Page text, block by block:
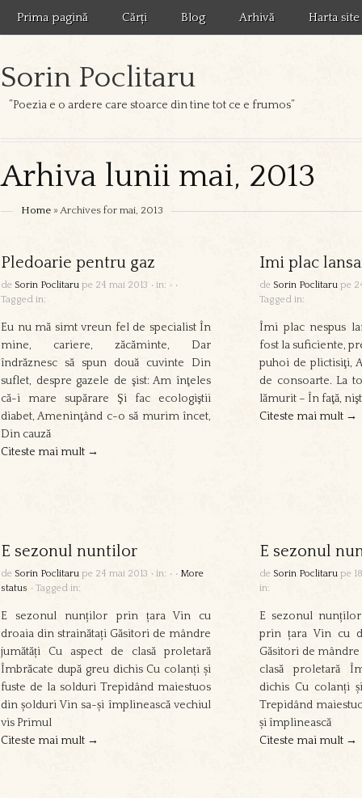
Prima pagină Cărți Blog Arhivă Harta site
Sorin Poclitaru
”Poezia e o ardere care stoarce din tine tot ce e frumos”
Arhiva lunii mai, 2013
Home » Archives for mai, 2013
Pledoarie pentru gaz
de Sorin Poclitaru pe 24 mai 2013 • in: • •
Tagged in:
Eu nu mă simt vreun fel de specialist În
mine, cariere, zăcăminte, Dar
îndrăznesc să spun două cuvinte Din
suflet, despre gazele de şist: Am înţeles
că-i mare supărare Şi fac ecologiştii
diabet, Ameninţând c-o să murim încet,
Din cauză
Citeste mai mult →
Imi plac
de Sorin Poclitaru pe
Tagged in:
Îmi plac nespus
fost la suficiente,
puhoi de plictisiţi,
de consoarte. La
lămurit – În faţă,
Citeste mai mult →
E sezonul nuntilor
de Sorin Poclitaru pe 24 mai 2013 • in: • • More
status • Tagged in:
E sezonul nunților prin țara Vin cu
droaia din strainătați Găsitori de mândre
jumătăți Cu aspect de clasă proletară
Îmbrăcate după greu dichis Cu colanți și
fuste de la solduri Trepidând maiestuos
din șolduri Vin sa-și împlinească vechiul
vis Primul
Citeste mai mult →
E sezonul
de Sorin Poclitaru pe
in:
E sezonul
prin țara Vin cu
Găsitori de mândre
clasă proletară
dichis Cu colanți
Trepidând
și împlinească
Citeste mai mult →